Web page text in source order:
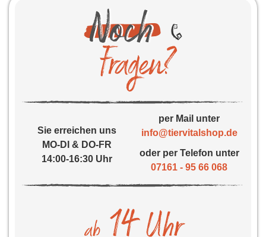
Sie erreichen uns
MO-DI & DO-FR
14:00-16:30 Uhr
per Mail unter
info@tiervitalshop.de
oder per Telefon unter
07161 - 95 66 068